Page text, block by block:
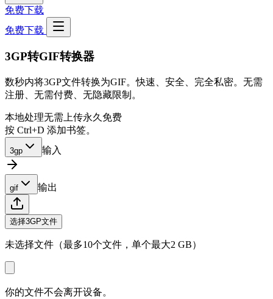
免费下载
免费下载
3GP转GIF转换器
数秒内将3GP文件转换为GIF。快速、安全、完全私密。无需
注册、无需付费、无隐藏限制。
本地处理无需上传永久免费
按 Ctrl+D 添加书签。
3gp 输入
gif 输出
选择3GP文件
未选择文件（最多10个文件，单个最大2 GB）
你的文件不会离开设备。